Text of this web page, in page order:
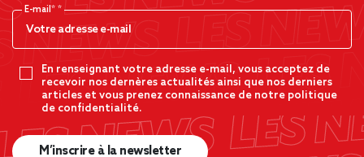
E-mail*
En renseignant votre adresse e-mail, vous acceptez de
recevoir nos dernères actualités ainsi que nos derniers
articles et vous prenez connaissance de notre politique
de confidentialité.
M’inscrire à la newsletter